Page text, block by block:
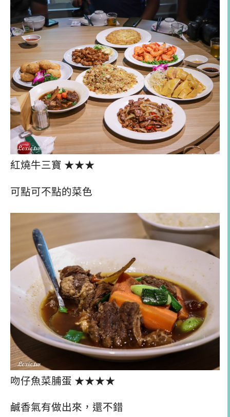
紅燒牛三寶 ★★★
可點可不點的菜色
吻仔魚菜脯蛋 ★★★★
鹹香氣有做出來，還不錯